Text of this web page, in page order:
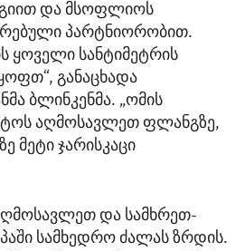
და მსოფლიოს
პარტნიორობით.
ყოველი სანტიმეტრის
განაცხადა
ბლინკენმა. „ომის
აღმოსავლეთ ფლანგზე,
მეტი ჯარისკაცი
და სამხრეთ-
სამხედრო ძალას ზრდის.